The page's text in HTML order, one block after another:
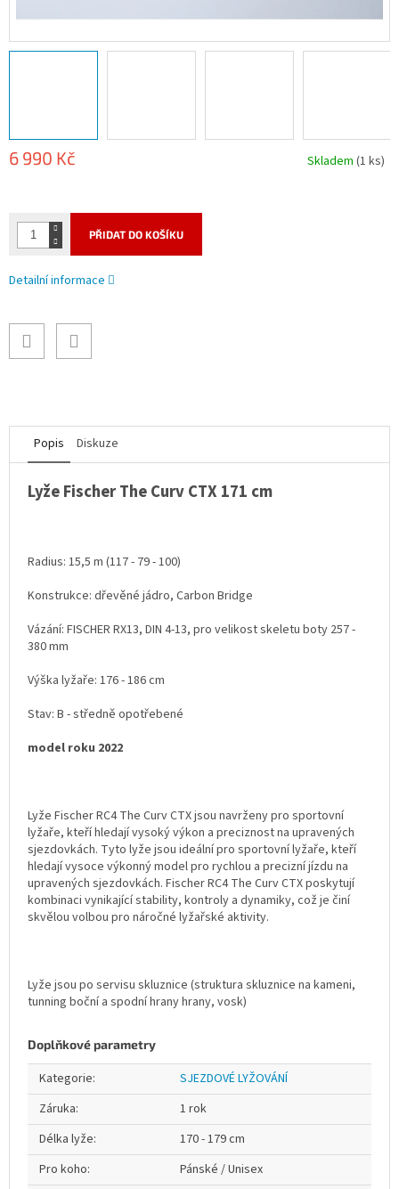
6 990 Kč Skladem(1 ks)
PŘIDAT DO KOŠÍKU
Detailní informace
Popis Diskuze
Lyže Fischer The Curv CTX 171 cm
Radius: 15,5 m (117 - 79 - 100)
Konstrukce: dřevěné jádro, Carbon Bridge
Vázání: FISCHER RX13, DIN 4-13, pro velikost skeletu boty 257 -
380 mm
Výška lyžaře: 176 - 186 cm
Stav: B - středně opotřebené
model roku 2022
Lyže Fischer RC4 The Curv CTX jsou navrženy pro sportovní
lyžaře, kteří hledají vysoký výkon a preciznost na upravených
sjezdovkách. Tyto lyže jsou ideální pro sportovní lyžaře, kteří
hledají vysoce výkonný model pro rychlou a precizní jízdu na
upravených sjezdovkách. Fischer RC4 The Curv CTX poskytují
kombinaci vynikající stability, kontroly a dynamiky, což je činí
skvělou volbou pro náročné lyžařské aktivity.
Lyže jsou po servisu skluznice (struktura skluznice na kameni,
tunning boční a spodní hrany hrany, vosk)
Doplňkové parametry
Kategorie:
SJEZDOVÉ LYŽOVÁNÍ
Záruka:
1 rok
Délka lyže:
170 - 179 cm
Pro koho:
Pánské / Unisex